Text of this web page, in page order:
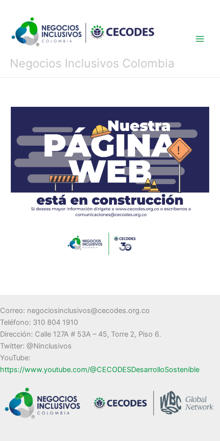
contenido
Negocios Inclusivos Colombia
Correo: negociosinclusivos@cecodes.org.co
Teléfono: 310 804 1910
Dirección: Calle 127A # 53A – 45, Torre 2, Piso 6.
Twitter: @Ninclusivos
YouTube:
https://www.youtube.com/@CECODESDesarrolloSostenible